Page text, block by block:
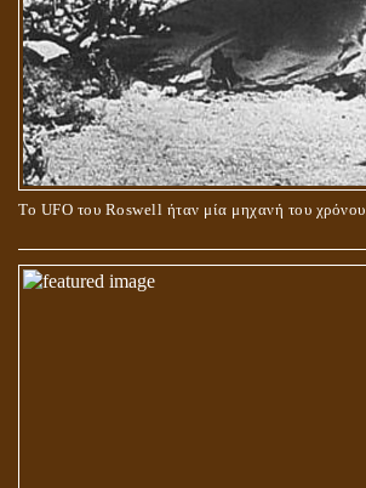
Το UFO του Roswell ήταν μία μηχανή του χρόνου